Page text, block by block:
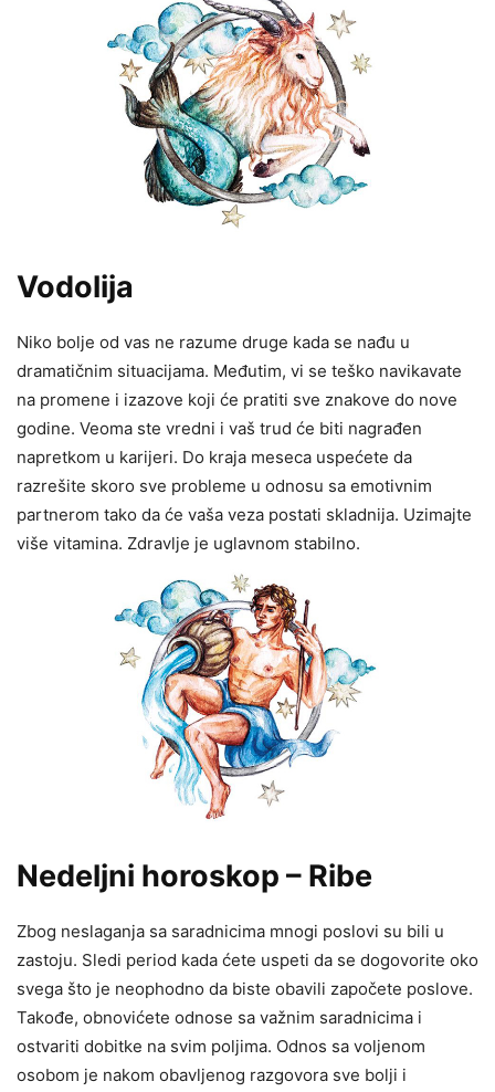
Vodolija
Niko bolje od vas ne razume druge kada se nađu u
dramatičnim situacijama. Međutim, vi se teško navikavate
na promene i izazove koji će pratiti sve znakove do nove
godine. Veoma ste vredni i vaš trud će biti nagrađen
napretkom u karijeri. Do kraja meseca uspećete da
razrešite skoro sve probleme u odnosu sa emotivnim
partnerom tako da će vaša veza postati skladnija. Uzimajte
više vitamina. Zdravlje je uglavnom stabilno.
Nedeljni horoskop – Ribe
Zbog neslaganja sa saradnicima mnogi poslovi su bili u
zastoju. Sledi period kada ćete uspeti da se dogovorite oko
svega što je neophodno da biste obavili započete poslove.
Takođe, obnovićete odnose sa važnim saradnicima i
ostvariti dobitke na svim poljima. Odnos sa voljenom
osobom je nakom obavljenog razgovora sve bolji i